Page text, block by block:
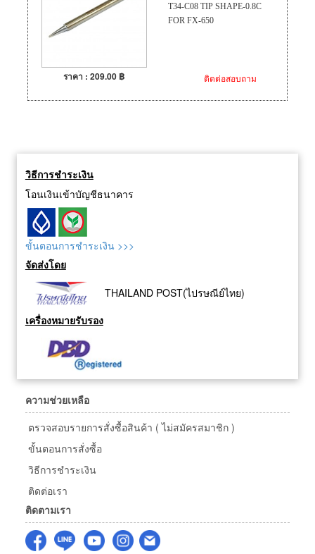
T34-C08 TIP SHAPE-0.8C
FOR FX-650
ราคา : 209.00 ฿ ติดต่อสอบถาม
วิธีการชำระเงิน
โอนเงินเข้าบัญชีธนาคาร
ขั้นตอนการชำระเงิน >>>
จัดส่งโดย
THAILAND POST(ไปรษณีย์ไทย)
เครื่องหมายรับรอง
ความช่วยเหลือ
ตรวจสอบรายการสั่งซื้อสินค้า ( ไม่สมัครสมาชิก )
ขั้นตอนการสั่งซื้อ
วิธีการชำระเงิน
ติดต่อเรา
ติดตามเรา